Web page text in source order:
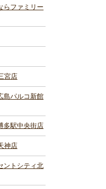
らファミリー
宮店
島パルコ新館
多駅中央街店
神店
ントシティ北